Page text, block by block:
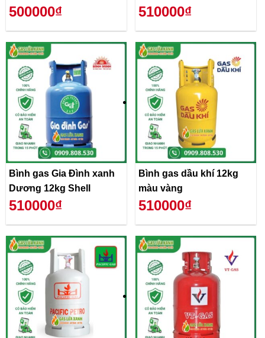
500000₫ 510000₫
Bình gas Gia Đình xanh
Dương 12kg Shell
510000₫
Bình gas dầu khí 12kg
màu vàng
510000₫